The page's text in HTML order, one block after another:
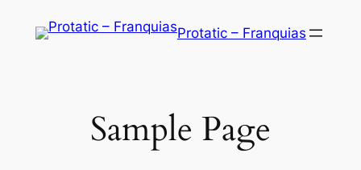
Protatic – Franquias
Sample Page